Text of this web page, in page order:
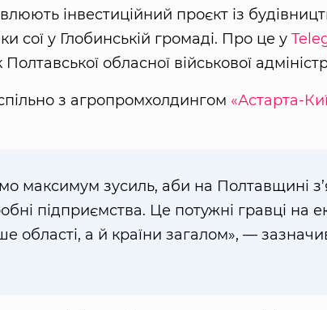
інвестиційний проєкт із
сої у Глобинській громаді. Про це у
обласної військової
з агропромхолдингом «Астарта-
максимум зусиль, аби на Полтавщині
підприємства. Це потужні гравці на
області, а й країни загалом», —